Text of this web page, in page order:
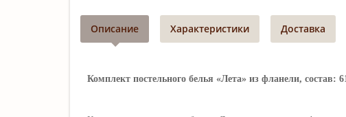
Описание Характеристики Доставка
Комплект постельного белья «Лета» из фланели, состав: